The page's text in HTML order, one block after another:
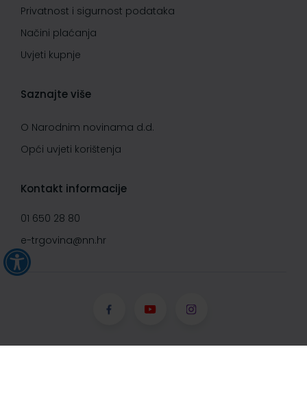
Privatnost i sigurnost podataka
Načini plaćanja
Uvjeti kupnje
Saznajte više
O Narodnim novinama d.d.
Opći uvjeti korištenja
Kontakt informacije
01 650 28 80
e-trgovina@nn.hr